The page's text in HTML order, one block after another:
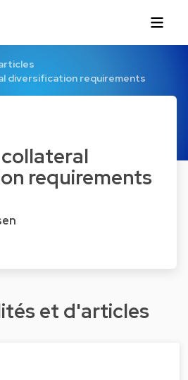
diversification requirements
requirements
et d'articles